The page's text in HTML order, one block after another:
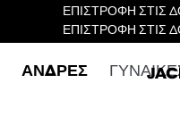
ΕΠΙΣΤΡΟΦΗ ΣΤΙΣ
ΕΠΙΣΤΡΟΦΗ ΣΤΙΣ
ΑΝΔΡΕΣ